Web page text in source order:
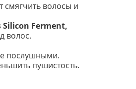
волосы и
Silicon Ferment,
волос.
послушными.
пушистость.